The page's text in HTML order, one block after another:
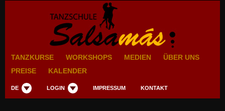
TANZKURSE WORKSHOPS MEDIEN
ÜBER UNS
PREISE
KALENDER
DE LOGIN IMPRESSUM KONTAKT